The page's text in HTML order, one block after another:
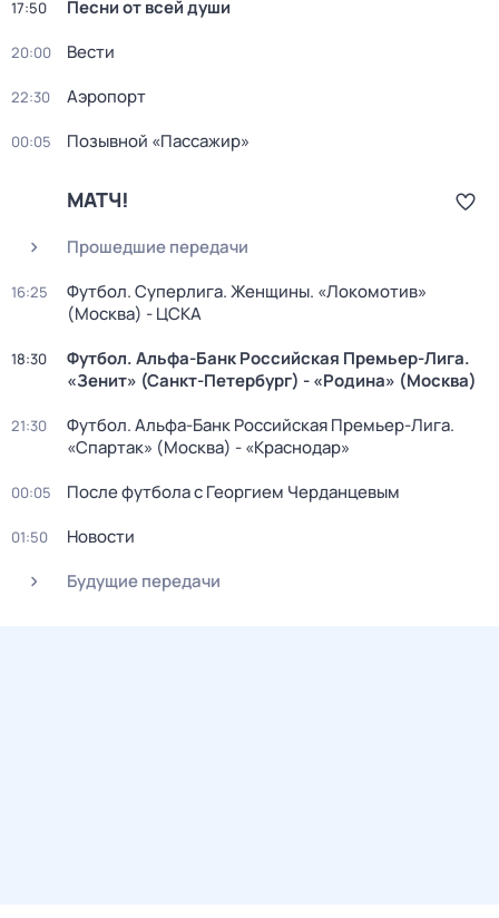
17:50 Песни от всей души
20:00 Вести
22:30 Аэропорт
00:05 Позывной «Пассажир»
МАТЧ!
Прошедшие передачи
16:25
Футбол. Суперлига. Женщины. «Локомотив»
(Москва) - ЦСКА
18:30
Футбол. Альфа-Банк Российская Премьер-Лига.
«Зенит» (Санкт-Петербург) - «Родина» (Москва)
21:30
Футбол. Альфа-Банк Российская Премьер-Лига.
«Спартак» (Москва) - «Краснодар»
00:05 После футбола с Георгием Черданцевым
01:50
Новости
Будущие передачи